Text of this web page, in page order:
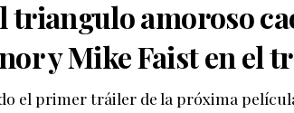
triangulo amoroso
y Mike Faist en el
el primer tráiler de la próxima